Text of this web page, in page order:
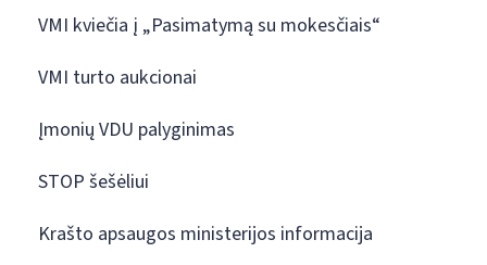
VMI kviečia į „Pasimatymą su mokesčiais“
VMI turto aukcionai
Įmonių VDU palyginimas
STOP šešėliui
Krašto apsaugos ministerijos informacija